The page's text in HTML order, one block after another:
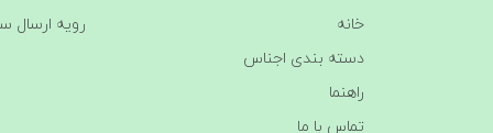
خانه
دسته بندی اجناس
راهنما
تماس با ما
رویه ارسال